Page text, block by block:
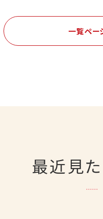
一覧ペー
最近見